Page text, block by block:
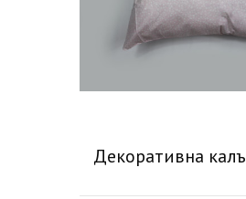
Декоративна